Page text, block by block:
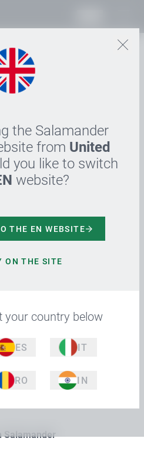
the Salamander
from United
you like to switch
website?
THE EN WEBSITE
ON THE SITE
your country below
ES IT
RO IN
neuen
fand der erste
statt, der den Auftakt zu
Co-CEO Till
Planer und Fachleute
und Interior-Szene
die auf dem
Schmiedeknecht betont die
aus Architektensicht.
so wichtig“, erklärte
Salamander